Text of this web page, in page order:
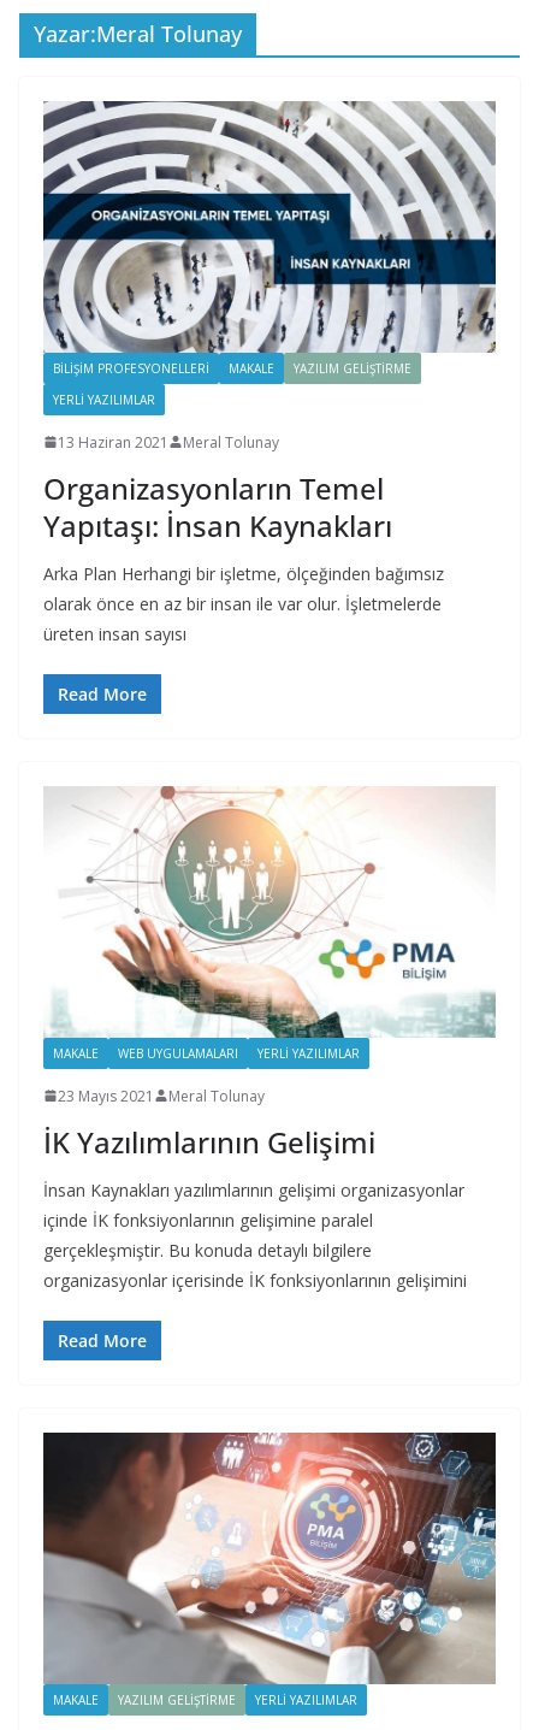
Yazar:Meral Tolunay
BILIŞIM PROFESYONELLERI MAKALE
YAZILIM GELIŞTIRME
YERLI YAZILIMLAR
13 Haziran 2021 Meral Tolunay
Organizasyonların Temel
Yapıtaşı: İnsan Kaynakları
Arka Plan Herhangi bir işletme, ölçeğinden bağımsız
olarak önce en az bir insan ile var olur. İşletmelerde
üreten insan sayısı
Read More
MAKALE WEB UYGULAMALARI YERLI YAZILIMLAR
23 Mayıs 2021 Meral Tolunay
İK Yazılımlarının Gelişimi
İnsan Kaynakları yazılımlarının gelişimi organizasyonlar
içinde İK fonksiyonlarının gelişimine paralel
gerçekleşmiştir. Bu konuda detaylı bilgilere
organizasyonlar içerisinde İK fonksiyonlarının gelişimini
Read More
MAKALE YAZILIM GELIŞTIRME YERLI YAZILIMLAR